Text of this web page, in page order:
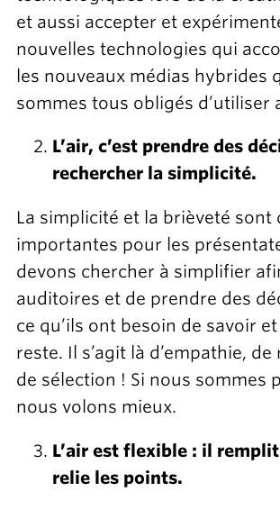
et aussi accepter et
nouvelles technologies qui
les nouveaux médias hybrides
sommes tous obligés d’utiliser
L’air, c’est prendre des
rechercher la simplicité.
La simplicité et la brièveté sont
importantes pour les
devons chercher à simplifier
auditoires et de prendre des
ce qu’ils ont besoin de savoir
reste. Il s’agit là d’empathie,
de sélection ! Si nous sommes
nous volons mieux.
L’air est flexible : il
relie les points.